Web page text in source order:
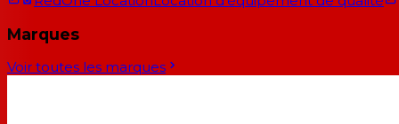
Marques
Voir toutes les marques